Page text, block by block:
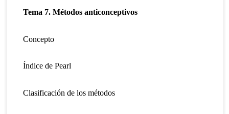
Tema 7. Métodos anticonceptivos
Concepto
Índice de Pearl
Clasificación de los métodos